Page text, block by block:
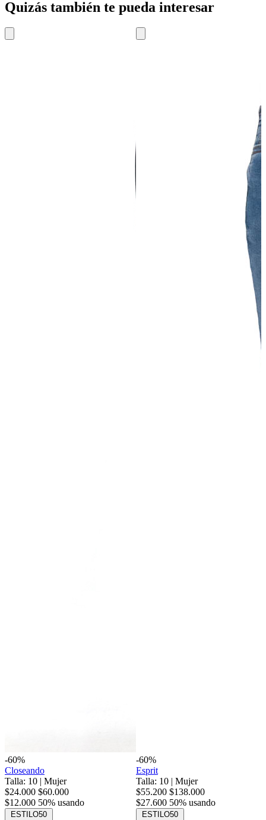
Quizás también te pueda interesar
-60%
Closeando
Talla: 10 | Mujer
$24.000 $60.000
$12.000 50% usando
ESTILO50
-60%
Esprit
Talla: 10 | Mujer
$55.200 $138.000
$27.600 50% usando
ESTILO50